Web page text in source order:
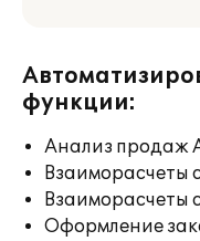
функции:
Анализ продаж
Взаиморасчеты
Взаиморасчеты
Оформление